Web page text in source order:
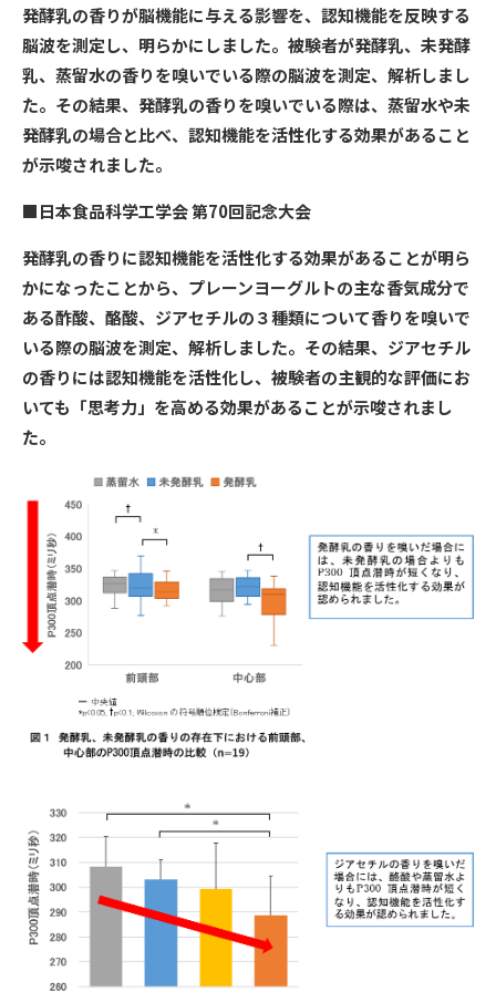
発酵乳の香りが脳機能に与える影響を、認知機能を反映する
脳波を測定し、明らかにしました。被験者が発酵乳、未発酵
乳、蒸留水の香りを嗅いでいる際の脳波を測定、解析しまし
た。その結果、発酵乳の香りを嗅いでいる際は、蒸留水や未
発酵乳の場合と比べ、認知機能を活性化する効果があること
が示唆されました。
■日本食品科学工学会 第70回記念大会
発酵乳の香りに認知機能を活性化する効果があることが明ら
かになったことから、プレーンヨーグルトの主な香気成分で
ある酢酸、酪酸、ジアセチルの３種類について香りを嗅いで
いる際の脳波を測定、解析しました。その結果、ジアセチル
の香りには認知機能を活性化し、被験者の主観的な評価にお
いても「思考力」を高める効果があることが示唆されまし
た。